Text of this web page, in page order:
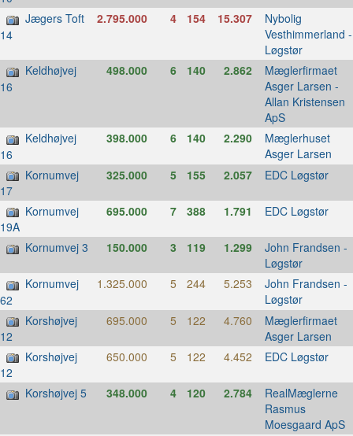
Jægers Toft
14
2.795.000 4 154 15.307 Nybolig
Vesthimmerland -
Løgstør
Keldhøjvej
16
498.000 6 140 2.862 Mæglerfirmaet
Asger Larsen -
Allan Kristensen
ApS
Keldhøjvej
16
398.000 6 140 2.290 Mæglerhuset
Asger Larsen
Kornumvej
17
325.000 5 155 2.057 EDC Løgstør
Kornumvej
19A
695.000 7 388 1.791 EDC Løgstør
Kornumvej 3 150.000 3 119 1.299 John Frandsen -
Løgstør
Kornumvej
62
1.325.000 5 244 5.253 John Frandsen -
Løgstør
Korshøjvej
12
695.000 5 122 4.760 Mæglerfirmaet
Asger Larsen
Korshøjvej
12
650.000 5 122 4.452 EDC Løgstør
Korshøjvej 5 348.000 4 120 2.784 RealMæglerne
Rasmus
Moesgaard ApS